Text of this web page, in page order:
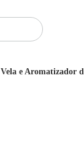
Vela e Aromatizador